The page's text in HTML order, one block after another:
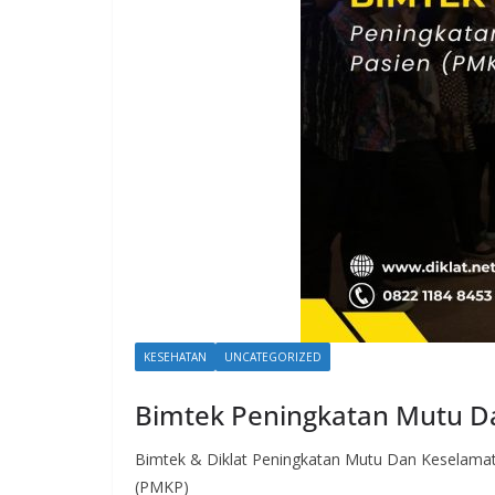
KESEHATAN UNCATEGORIZED
Bimtek Peningkatan Mutu
Bimtek & Diklat Peningkatan Mutu Dan
(PMKP)